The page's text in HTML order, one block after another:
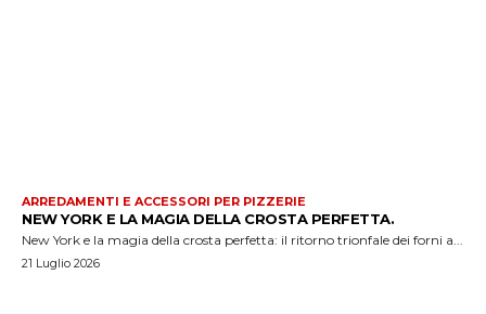
ARREDAMENTI E ACCESSORI PER PIZZERIE
NEW YORK E LA MAGIA DELLA CROSTA PERFETTA.
New York e la magia della crosta perfetta: il ritorno trionfale dei forni a...
21 Luglio 2026